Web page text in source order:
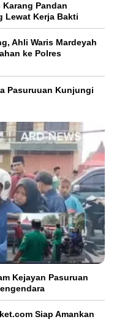
Karang Pandan
Lewat Kerja Bakti
Ahli Waris Mardeyah
ke Polres
Pasuruuan Kunjungi
Kejayan Pasuruan
Siap Amankan